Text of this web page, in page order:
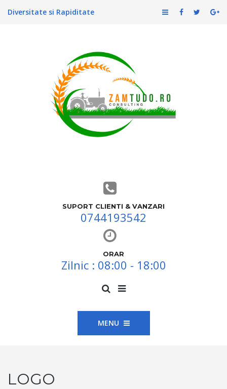
Diversitate si Rapiditate
SUPORT CLIENTI & VANZARI
0744193542
ORAR
Zilnic : 08:00 - 18:00
MENU
LOGO